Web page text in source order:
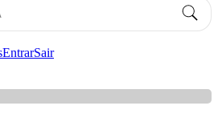
EntrarSair